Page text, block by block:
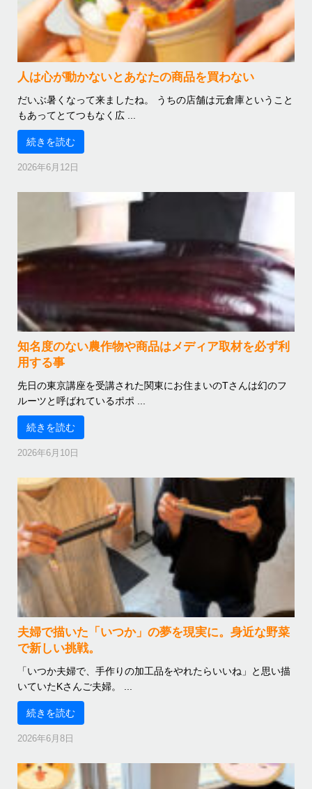
人は心が動かないとあなたの商品を買わない
だいぶ暑くなって来ましたね。 うちの店舗は元倉庫ということ
もあってとてつもなく広 ...
続きを読む
2026年6月12日
知名度のない農作物や商品はメディア取材を必ず利
用する事
先日の東京講座を受講された関東にお住まいのTさんは幻のフ
ルーツと呼ばれているポポ ...
続きを読む
2026年6月10日
夫婦で描いた「いつか」の夢を現実に。身近な野菜
で新しい挑戦。
「いつか夫婦で、手作りの加工品をやれたらいいね」と思い描
いていたKさんご夫婦。 ...
続きを読む
2026年6月8日